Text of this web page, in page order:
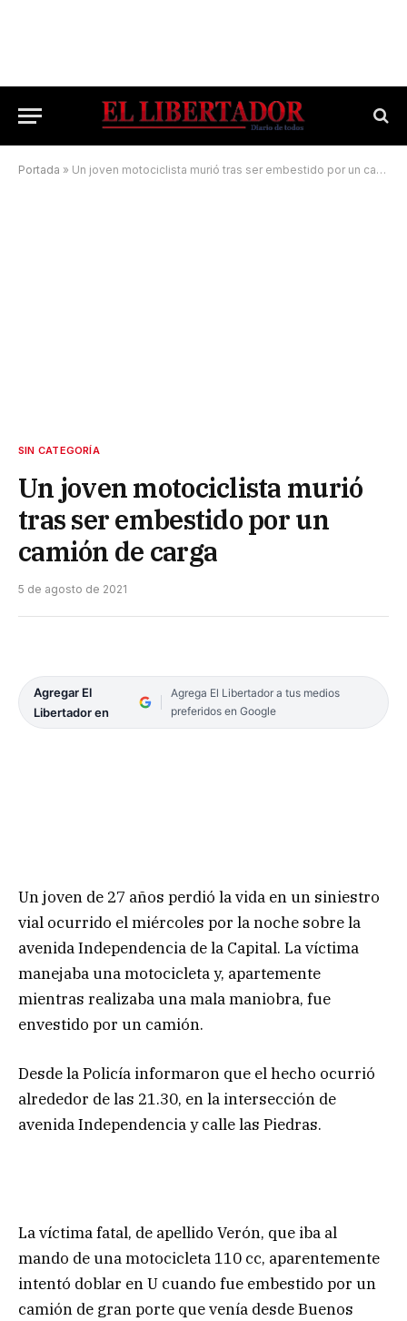
Portada » Un joven motociclista murió tras ser embestido por un camión de carga
SIN CATEGORÍA
Un joven motociclista murió
tras ser embestido por un
camión de carga
5 de agosto de 2021
Agregar El
Libertador en
Agrega El Libertador a tus medios
preferidos en Google
Un joven de 27 años perdió la vida en un siniestro
vial ocurrido el miércoles por la noche sobre la
avenida Independencia de la Capital. La víctima
manejaba una motocicleta y, apartemente
mientras realizaba una mala maniobra, fue
envestido por un camión.
Desde la Policía informaron que el hecho ocurrió
alrededor de las 21.30, en la intersección de
avenida Independencia y calle las Piedras.
La víctima fatal, de apellido Verón, que iba al
mando de una motocicleta 110 cc, aparentemente
intentó doblar en U cuando fue embestido por un
camión de gran porte que venía desde Buenos